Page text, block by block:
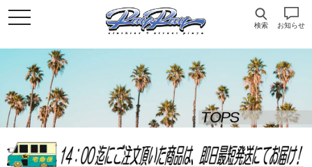
検索 お知らせ